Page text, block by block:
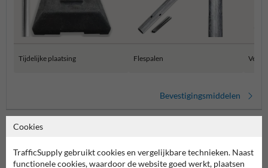
Tijdelijke plaatsing Flespalen
Bevestigingsmiddelen
Stel je vraag aan Aanrijdbeveiliging.nl
Cookies
TrafficSupply gebruikt cookies en vergelijkbare technieken. Naast
functionele cookies, waardoor de website goed werkt, plaatsen